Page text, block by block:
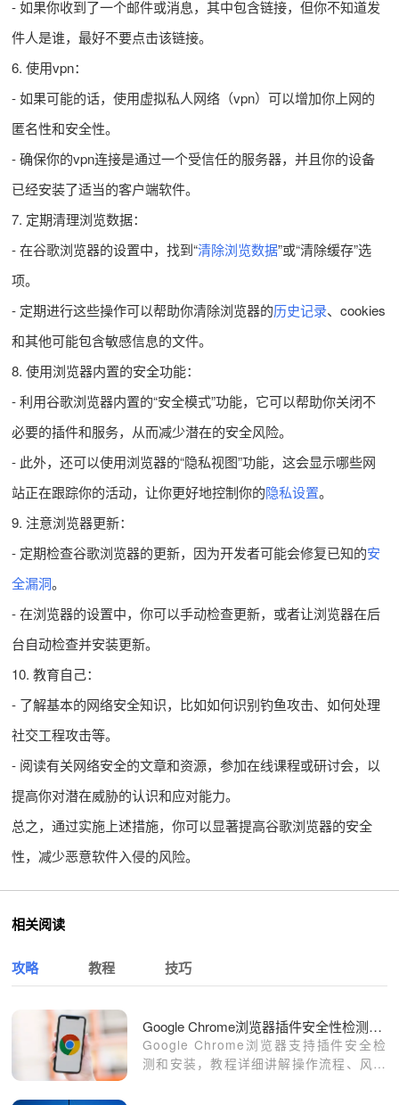
- 如果你收到了一个邮件或消息，其中包含链接，但你不知道发
件人是谁，最好不要点击该链接。
6. 使用vpn：
- 如果可能的话，使用虚拟私人网络（vpn）可以增加你上网的
匿名性和安全性。
- 确保你的vpn连接是通过一个受信任的服务器，并且你的设备
已经安装了适当的客户端软件。
7. 定期清理浏览数据：
- 在谷歌浏览器的设置中，找到“清除浏览数据”或“清除缓存”选
项。
- 定期进行这些操作可以帮助你清除浏览器的历史记录、cookies
和其他可能包含敏感信息的文件。
8. 使用浏览器内置的安全功能：
- 利用谷歌浏览器内置的“安全模式”功能，它可以帮助你关闭不
必要的插件和服务，从而减少潜在的安全风险。
- 此外，还可以使用浏览器的“隐私视图”功能，这会显示哪些网
站正在跟踪你的活动，让你更好地控制你的隐私设置。
9. 注意浏览器更新：
- 定期检查谷歌浏览器的更新，因为开发者可能会修复已知的安
全漏洞。
- 在浏览器的设置中，你可以手动检查更新，或者让浏览器在后
台自动检查并安装更新。
10. 教育自己：
- 了解基本的网络安全知识，比如如何识别钓鱼攻击、如何处理
社交工程攻击等。
- 阅读有关网络安全的文章和资源，参加在线课程或研讨会，以
提高你对潜在威胁的认识和应对能力。
总之，通过实施上述措施，你可以显著提高谷歌浏览器的安全
性，减少恶意软件入侵的风险。
相关阅读
攻略 教程 技巧
Google Chrome浏览器插件安全性检测与安装指南
Google Chrome浏览器支持插件安全检
测和安装，教程详细讲解操作流程、风险